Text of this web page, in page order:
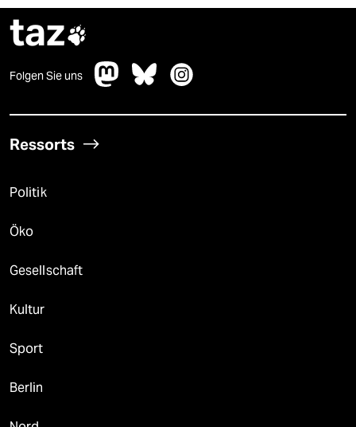
taz
Folgen Sie uns
Ressorts
Politik
Öko
Gesellschaft
Kultur
Sport
Berlin